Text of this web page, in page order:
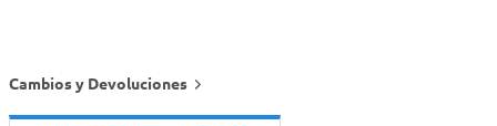
Cambios y Devoluciones